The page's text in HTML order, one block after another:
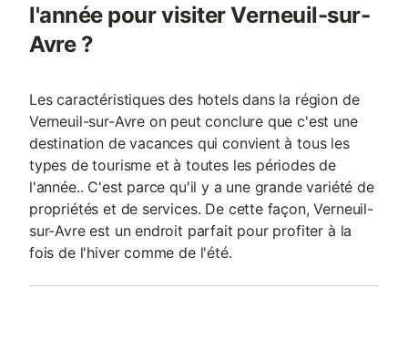
l'année pour visiter Verneuil-sur-
Avre ?
Les caractéristiques des hotels dans la région de
Verneuil-sur-Avre on peut conclure que c'est une
destination de vacances qui convient à tous les
types de tourisme et à toutes les périodes de
l'année.. C'est parce qu'il y a une grande variété de
propriétés et de services. De cette façon, Verneuil-
sur-Avre est un endroit parfait pour profiter à la
fois de l'hiver comme de l'été.